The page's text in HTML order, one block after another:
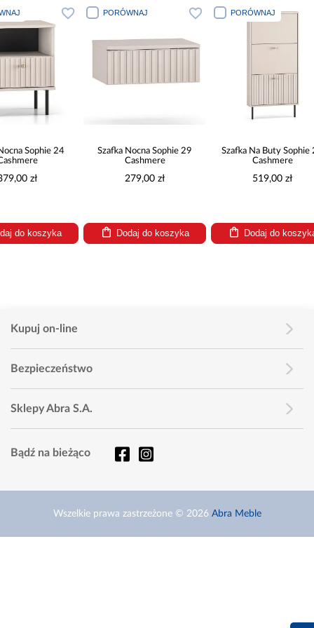
PORÓWNAJ
Szafka Nocna Sophie 29
Dodaj do koszyka
PORÓWNAJ
Szafka Na Buty Sophie 25
Dodaj do koszyka
Szafka Na
Kupuj on-line
Bezpieczeństwo
Sklepy Abra S.A.
Bądź na bieżąco
Wszelkie prawa zastrzeżone © 2026 Abra Meble